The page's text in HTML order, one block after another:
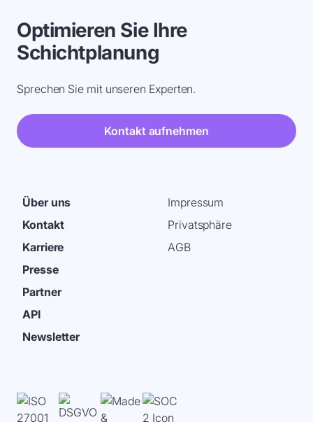
Kontakt aufnehmen
Über uns
Kontakt
Karriere
Presse
Partner
API
Newsletter
Optimieren Sie Ihre
Schichtplanung
Sprechen Sie mit unseren Experten.
Impressum
Privatsphäre
AGB